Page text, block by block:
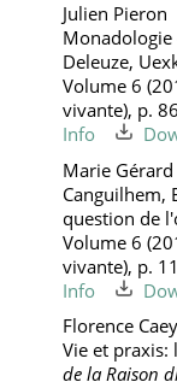
Julien Pieron
Monadologie
Deleuze,
Volume 6
vivante), p.
Info
Marie Gérard
Canguilhem,
question de
Volume 6
vivante), p.
Info
Florence
Vie et praxis:
de la Raison